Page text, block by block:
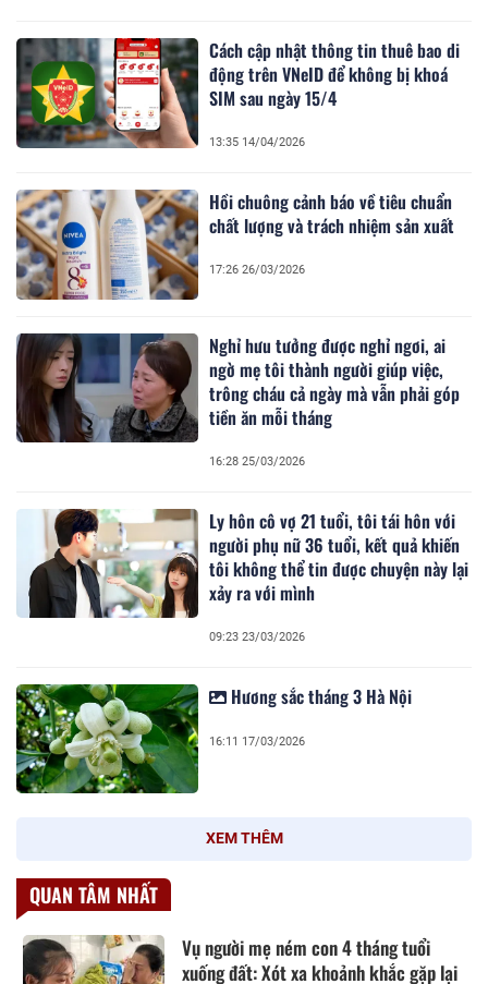
Cách cập nhật thông tin thuê bao di
động trên VNeID để không bị khoá
SIM sau ngày 15/4
13:35 14/04/2026
Hồi chuông cảnh báo về tiêu chuẩn
chất lượng và trách nhiệm sản xuất
17:26 26/03/2026
Nghỉ hưu tưởng được nghỉ ngơi, ai
ngờ mẹ tôi thành người giúp việc,
trông cháu cả ngày mà vẫn phải góp
tiền ăn mỗi tháng
16:28 25/03/2026
Ly hôn cô vợ 21 tuổi, tôi tái hôn với
người phụ nữ 36 tuổi, kết quả khiến
tôi không thể tin được chuyện này lại
xảy ra với mình
09:23 23/03/2026
Hương sắc tháng 3 Hà Nội
16:11 17/03/2026
XEM THÊM
QUAN TÂM NHẤT
Vụ người mẹ ném con 4 tháng tuổi
xuống đất: Xót xa khoảnh khắc gặp lại